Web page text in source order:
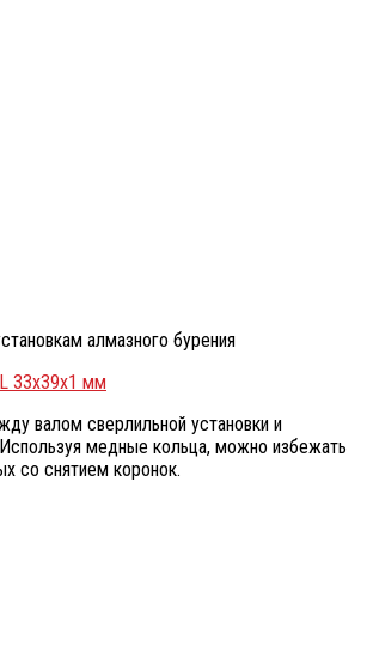
алмазного бурения
33х39х1 мм
валом сверлильной установки и
медные кольца, можно избежать
со снятием коронок.